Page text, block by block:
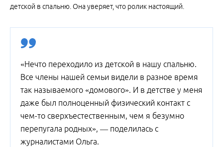
детской в спальню. Она уверяет, что ролик настоящий.
«Нечто переходило из детской в нашу спальню.
Все члены нашей семьи видели в разное время
так называемого «домового». И в детстве у меня
даже был полноценный физический контакт с
чем-то сверхъестественным, чем я безумно
перепугала родных», — поделилась с
журналистами Ольга.